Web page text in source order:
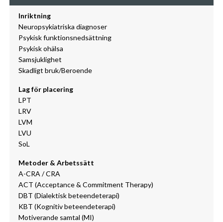
Inriktning
Neuropsykiatriska diagnoser
Psykisk funktionsnedsättning
Psykisk ohälsa
Samsjuklighet
Skadligt bruk/Beroende
Lag för placering
LPT
LRV
LVM
LVU
SoL
Metoder & Arbetssätt
A-CRA / CRA
ACT (Acceptance & Commitment ­Therapy)
DBT (Dialektisk beteendeterapi)
KBT (Kognitiv beteendeterapi)
Motiverande samtal (MI)